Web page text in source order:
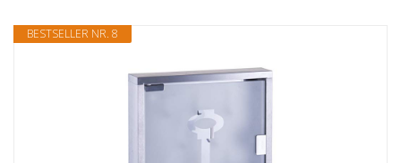
BESTSELLER NR. 8